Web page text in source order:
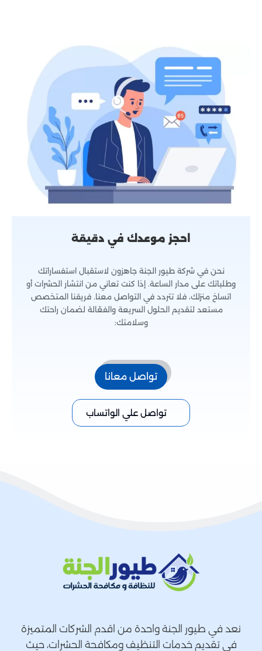
احجز موعدك في دقيقة
نحن في شركة طيور الجنة جاهزون لاستقبال استفساراتك
وطلباتك على مدار الساعة. إذا كنت تعاني من انتشار الحشرات أو
اتساخ منزلك، فلا تتردد في التواصل معنا. فريقنا المتخصص
مستعد لتقديم الحلول السريعة والفعّالة لضمان راحتك
وسلامتك:
تواصل معانا
تواصل علي الواتساب
نعد في طيور الجنة واحدة من اقدم الشركات المتميزة
في تقديم خدمات التنظيف ومكافحة الحشرات، حيث